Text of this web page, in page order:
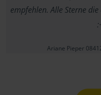
empfehlen. Alle Sterne
Ariane Pieper